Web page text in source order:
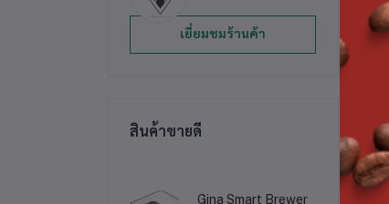
เยี่ยมชมร้านค้า
สินค้าขายดี
Gina Smart Brewer